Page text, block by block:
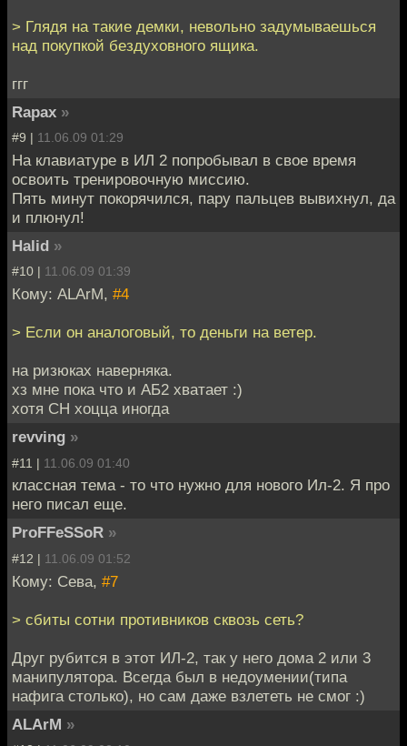
> Глядя на такие демки, невольно задумываешься
над покупкой бездуховного ящика.
ггг
Rapax »
#9 | 11.06.09 01:29
На клавиатуре в ИЛ 2 попробывал в свое время
освоить тренировочную миссию.
Пять минут покорячился, пару пальцев вывихнул, да
и плюнул!
Halid »
#10 | 11.06.09 01:39
Кому: ALArM, #4
> Если он аналоговый, то деньги на ветер.
на ризюках наверняка.
хз мне пока что и АБ2 хватает :)
хотя СН хоцца иногда
revving »
#11 | 11.06.09 01:40
классная тема - то что нужно для нового Ил-2. Я про
него писал еще.
ProFFeSSoR »
#12 | 11.06.09 01:52
Кому: Сева, #7
> сбиты сотни противников сквозь сеть?
Друг рубится в этот ИЛ-2, так у него дома 2 или 3
манипулятора. Всегда был в недоумении(типа
нафига столько), но сам даже взлететь не смог :)
ALArM »